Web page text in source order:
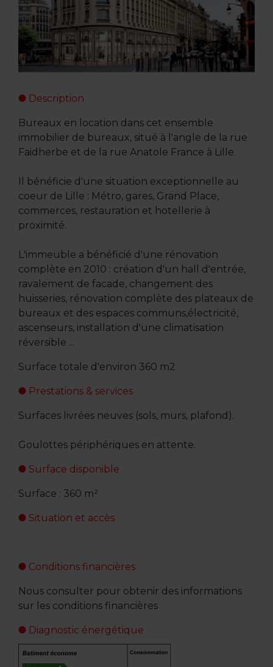
Description
Bureaux en location dans cet ensemble
immobilier de bureaux, situé à l'angle de la rue
Faidherbe et de la rue Anatole France à Lille.
Il bénéficie d'une situation exceptionnelle au
coeur de Lille : Métro, gares, Grand Place,
commerces, restauration et hotellerie à
proximité.
L'immeuble a bénéficié d'une rénovation
complète en 2010 : création d'un hall d'entrée,
ravalement de facade, changement des
huisseries, rénovation complète des plateaux de
bureaux et des espaces communs,électricité,
ascenseurs, installation d'une climatisation
réversible ...
Surface totale d'environ 360 m2
Prestations & services
Surfaces livrées neuves (sols, murs, plafond).
Goulottes périphériques en attente.
Surface disponible
Surface : 360 m²
Situation et accès
Conditions financières
Nous consulter pour obtenir des informations
sur les conditions financières
Diagnostic énergétique